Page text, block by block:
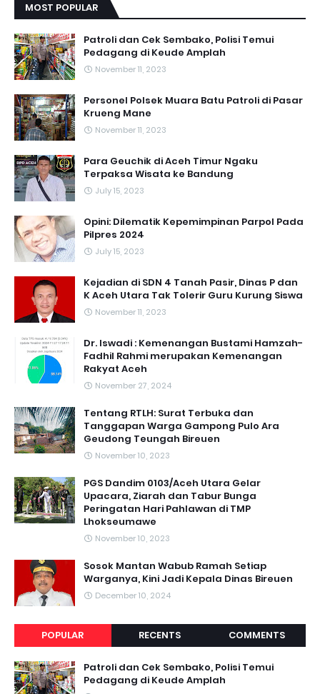
MOST POPULAR
Patroli dan Cek Sembako, Polisi Temui
Pedagang di Keude Amplah
November 11, 2023
Personel Polsek Muara Batu Patroli di Pasar
Krueng Mane
November 11, 2023
Para Geuchik di Aceh Timur Ngaku
Terpaksa Wisata ke Bandung
July 15, 2023
Opini: Dilematik Kepemimpinan Parpol Pada
Pilpres 2024
July 15, 2023
Kejadian di SDN 4 Tanah Pasir, Dinas P dan
K Aceh Utara Tak Tolerir Guru Kurung Siswa
November 11, 2023
Dr. Iswadi : Kemenangan Bustami Hamzah-
Fadhil Rahmi merupakan Kemenangan
Rakyat Aceh
November 27, 2024
Tentang RTLH: Surat Terbuka dan
Tanggapan Warga Gampong Pulo Ara
Geudong Teungah Bireuen
November 10, 2023
PGS Dandim 0103/Aceh Utara Gelar
Upacara, Ziarah dan Tabur Bunga
Peringatan Hari Pahlawan di TMP
Lhokseumawe
November 10, 2023
Sosok Mantan Wabub Ramah Setiap
Warganya, Kini Jadi Kepala Dinas Bireuen
December 10, 2024
POPULAR RECENTS COMMENTS
Patroli dan Cek Sembako, Polisi Temui
Pedagang di Keude Amplah